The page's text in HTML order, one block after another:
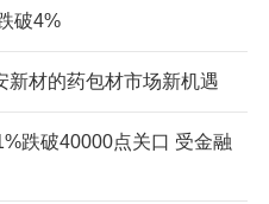
破4%
新材的药包材市场新机遇
跌破40000点关口 受金融